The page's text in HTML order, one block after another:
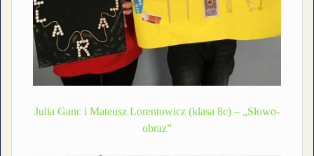
Julia Ganc i Mateusz Lorentowicz (klasa 8c) – „Słowo-
obraz”